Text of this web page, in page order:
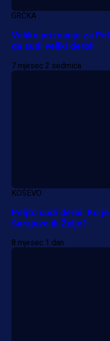
Promo vijesti
GRČKA
Veliko priznanje za
da sudi veliki derbi!
7 mjesec 2 sedmica
KOŠEVO
Peljto sudi derbi: Ko
Sarajevo ili Željo?
8 mjesec 1 dan